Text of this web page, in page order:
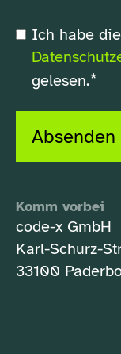
Ich habe die
gelesen.*
Absenden
Komm vorbei
code-x GmbH
Karl-Schurz-
33100